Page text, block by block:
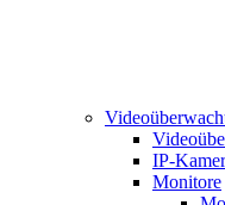
IP-
Monitore